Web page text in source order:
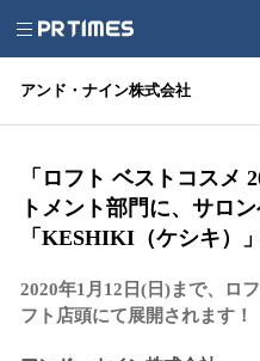
アンド・ナイン株式会社
「ロフト ベストコスメ
トメント部門に、サロ
「KESHIKI（ケシキ）
2020年1月12日(日)まで、ロ
フト店頭にて展開されます！